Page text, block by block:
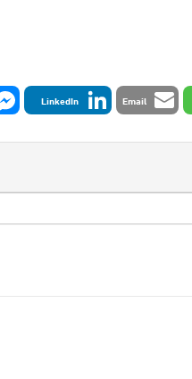
Email
LinkedIn